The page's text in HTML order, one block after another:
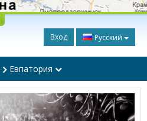
Вход Русский
Евпатория